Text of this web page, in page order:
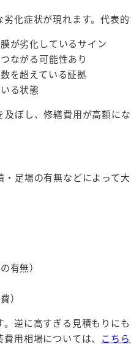
化症状が現れます。代表的
が劣化しているサイン
ながる可能性あり
を超えている証拠
る状態
ぼし、修繕費用が高額に
足場の有無などによって
有無）
）
。逆に高すぎる見積もり
用相場については、 こち